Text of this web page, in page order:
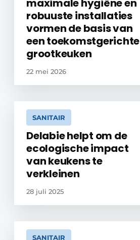
maximale hygiëne en
robuuste installaties
vormen de basis van
een toekomstgerichte
grootkeuken
22 mei 2026
SANITAIR
Delabie helpt om de
ecologische impact
van keukens te
verkleinen
28 juli 2025
SANITAIR